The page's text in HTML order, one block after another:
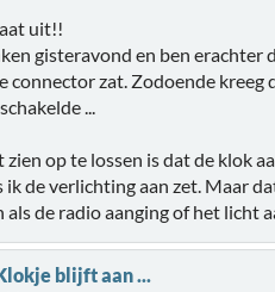
uit!!
gisteravond en ben erachter
connector zat. Zodoende kreeg
...
op te lossen is dat de klok
de verlichting aan zet. Maar
de radio aanging of het licht
blijft aan ...